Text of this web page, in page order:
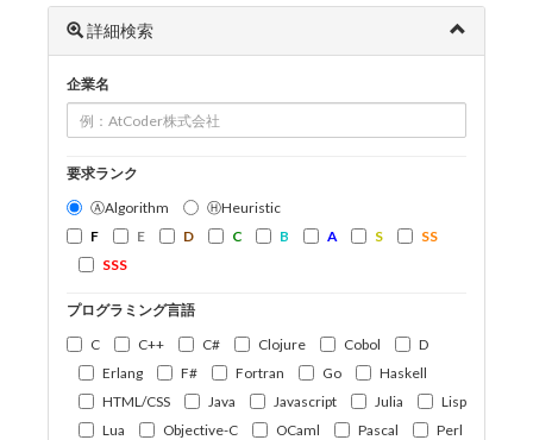
詳細検索
企業名
要求ランク
ⒶAlgorithm
ⒽHeuristic
F
E D C B A S
SS
SSS
プログラミング言語
C
C++ C# Clojure Cobol
D
Erlang
F# Fortran Go
Haskell
HTML/CSS
Java Javascript Julia
Lisp
Lua
Objective-C OCaml Pascal
Perl